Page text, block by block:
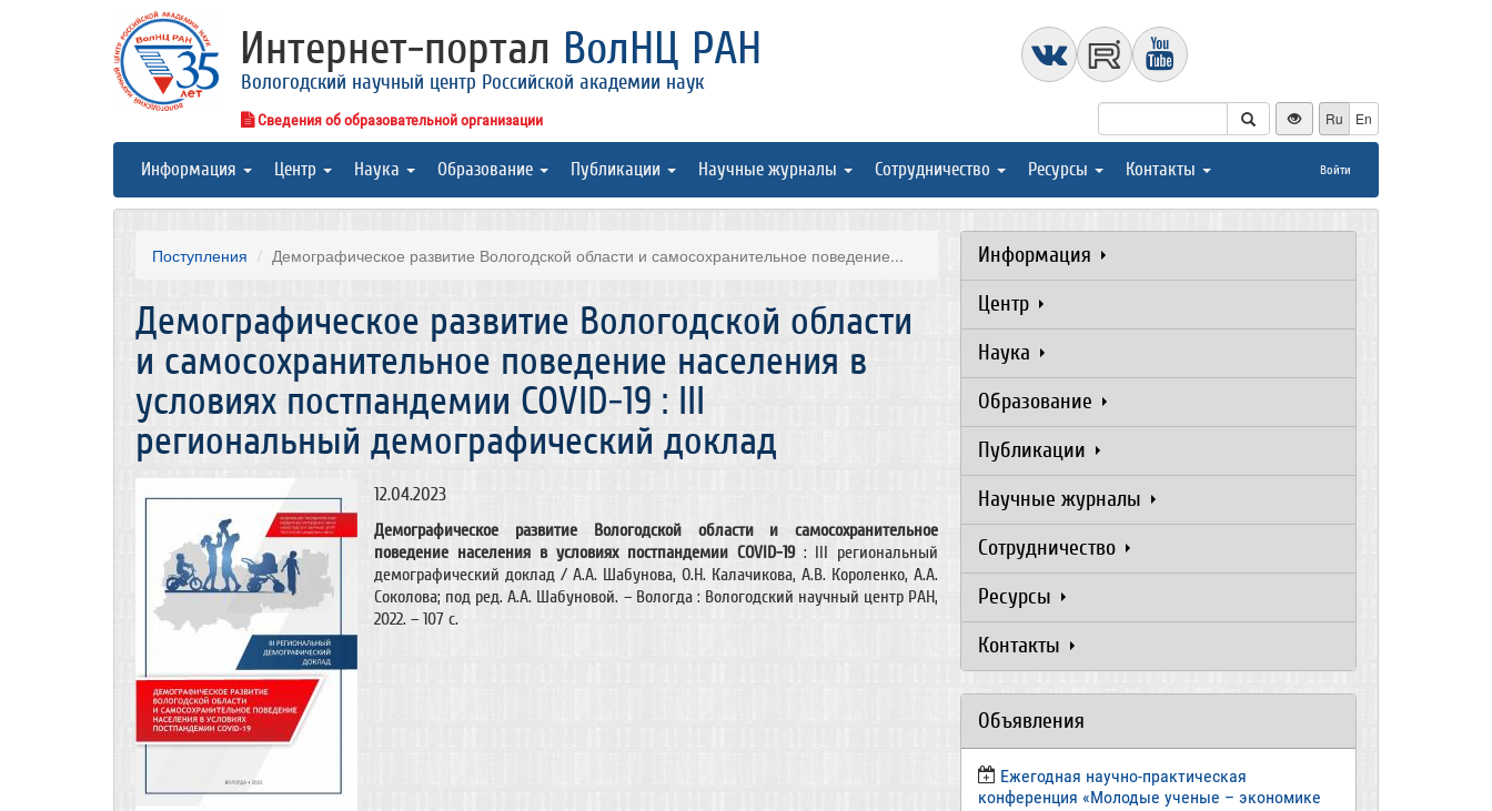
Интернет-портал ВолНЦ РАН
Вологодский научный центр Российской академии наук
Сведения об образовательной организации Ru En
Информация Центр Наука Образование Публикации Научные журналы Сотрудничество Ресурсы Контакты Войти
Поступления Демографическое развитие Вологодской области и самосохранительное поведение...
Демографическое развитие Вологодской области
и самосохранительное поведение населения в
условиях постпандемии COVID-19 : III
региональный демографический доклад
12.04.2023
Демографическое развитие Вологодской области и самосохранительное
поведение населения в условиях постпандемии COVID-19 : III региональный
демографический доклад / А.А. Шабунова, О.Н. Калачикова, А.В. Короленко, А.А.
Соколова; под ред. А.А. Шабуновой. – Вологда : Вологодский научный центр РАН,
2022. – 107 с.
Информация
Центр
Наука
Образование
Публикации
Научные журналы
Сотрудничество
Ресурсы
Контакты
Объявления
Ежегодная научно-практическая
конференция «Молодые ученые – экономике